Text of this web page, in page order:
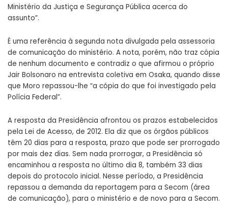
Ministério da Justiça e Segurança Pública acerca do
assunto”.
É uma referência à segunda nota divulgada pela assessoria
de comunicação do ministério. A nota, porém, não traz cópia
de nenhum documento e contradiz o que afirmou o próprio
Jair Bolsonaro na entrevista coletiva em Osaka, quando disse
que Moro repassou-lhe “a cópia do que foi investigado pela
Polícia Federal”.
A resposta da Presidência afrontou os prazos estabelecidos
pela Lei de Acesso, de 2012. Ela diz que os órgãos públicos
têm 20 dias para a resposta, prazo que pode ser prorrogado
por mais dez dias. Sem nada prorrogar, a Presidência só
encaminhou a resposta no último dia 8, também 33 dias
depois do protocolo inicial. Nesse período, a Presidência
repassou a demanda da reportagem para a Secom (área
de comunicação), para o ministério e de novo para a Secom.